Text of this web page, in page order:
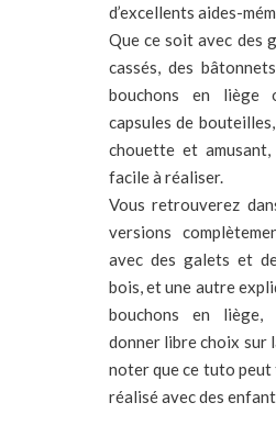
d’excellents aides-
Que ce soit avec des
cassés, des
bouchons en liège
capsules de
chouette et amusant,
facile à réaliser.
Vous retrouverez
versions
avec des galets et
bois, et une autre
bouchons en
donner libre choix sur
noter que ce tuto
réalisé avec des